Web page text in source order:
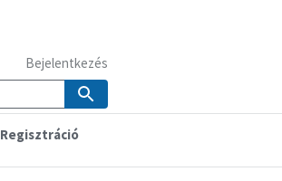
Regisztráció
Bejelentkezés